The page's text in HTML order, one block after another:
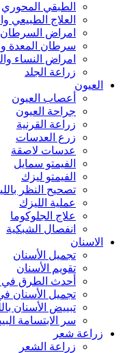
الطبقي المحوري
العلاج الطبيعي
امراض السرطان
سرطان المعدة
امراض النساء
زراعة الجلد
العيون
أعصاب العيون
جراحة العيون
زراعة القرنية
زرع العدسات
عدسات لاصقة
الفيمتو سمايل
الفيمتو ليزك
تصحيح النظر
عملية الليزك
علاج الجلوكوما
انفصال الشبكية
الاسنان
تجميل الأسنان
تقويم الأسنان
أحدث الطرق في
تجميل الأسنان
تبييض الأسنان
سر الابتسامة
زراعة شعر
زراعة الشعر